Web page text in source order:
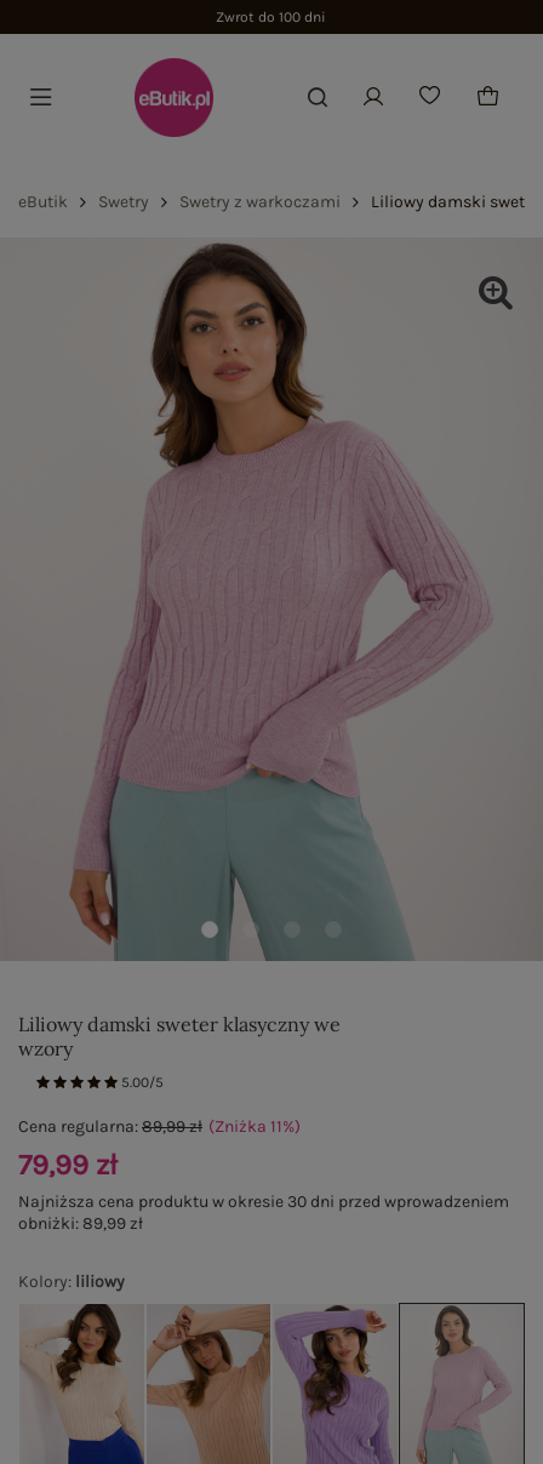
Zwrot do 100 dni
eButik Swetry Swetry z warkoczami Liliowy damski
Liliowy damski sweter klasyczny we
wzory
5.00/5
Kolory: liliowy
Cena regularna:89,99 zł (Zniżka 11%)
79,99 zł
Najniższa cena produktu w okresie 30 dni przed wprowadzeniem
obniżki: 89,99 zł